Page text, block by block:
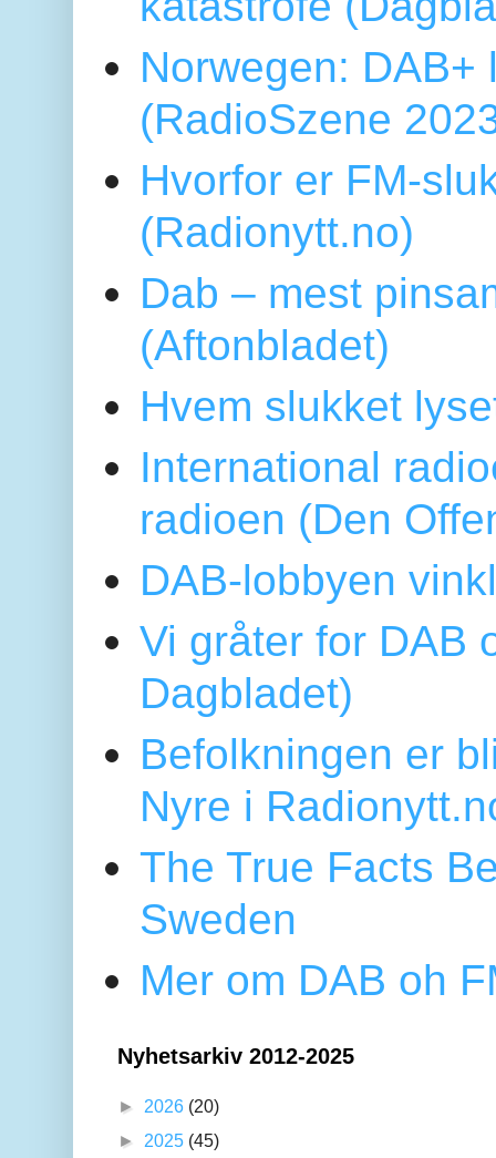
Norwegen:
(RadioSzene
Hvorfor er FM-
(Radionytt.no)
Dab – mest
(Aftonbladet)
Hvem slukket
International
radioen (Den
DAB-lobbyen
Vi gråter for DAB
Dagbladet)
Befolkningen er
Nyre i
The True Facts
Sweden
Mer om DAB oh
Nyhetsarkiv 2012-2025
► 2026 (20)
► 2025 (45)